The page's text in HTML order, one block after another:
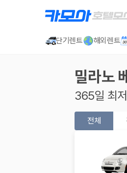
단기렌트 해외렌트
밀라노
365일 최
전체